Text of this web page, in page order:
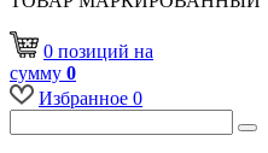
0 позиций на
сумму 0
Избранное 0